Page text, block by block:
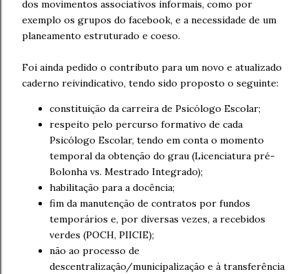
dos movimentos associativos informais, como por
exemplo os grupos do facebook, e a necessidade de um
planeamento estruturado e coeso.
Foi ainda pedido o contributo para um novo e atualizado
caderno reivindicativo, tendo sido proposto o seguinte:
constituição da carreira de Psicólogo Escolar;
respeito pelo percurso formativo de cada
Psicólogo Escolar, tendo em conta o momento
temporal da obtenção do grau (Licenciatura pré-
Bolonha vs. Mestrado Integrado);
habilitação para a docência;
fim da manutenção de contratos por fundos
temporários e, por diversas vezes, a recebidos
verdes (POCH, PIICIE);
não ao processo de
descentralização/municipalização e à transferência